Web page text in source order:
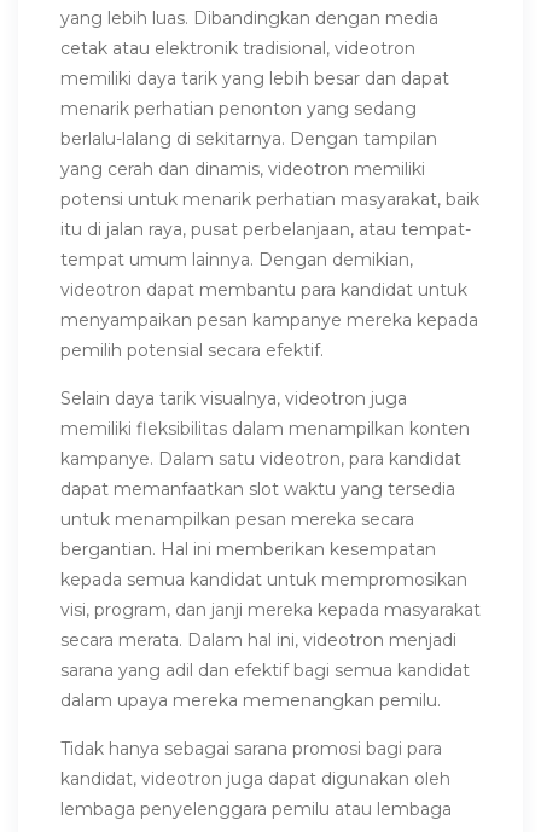
yang lebih luas. Dibandingkan dengan media
cetak atau elektronik tradisional, videotron
memiliki daya tarik yang lebih besar dan dapat
menarik perhatian penonton yang sedang
berlalu-lalang di sekitarnya. Dengan tampilan
yang cerah dan dinamis, videotron memiliki
potensi untuk menarik perhatian masyarakat, baik
itu di jalan raya, pusat perbelanjaan, atau tempat-
tempat umum lainnya. Dengan demikian,
videotron dapat membantu para kandidat untuk
menyampaikan pesan kampanye mereka kepada
pemilih potensial secara efektif.
Selain daya tarik visualnya, videotron juga
memiliki fleksibilitas dalam menampilkan konten
kampanye. Dalam satu videotron, para kandidat
dapat memanfaatkan slot waktu yang tersedia
untuk menampilkan pesan mereka secara
bergantian. Hal ini memberikan kesempatan
kepada semua kandidat untuk mempromosikan
visi, program, dan janji mereka kepada masyarakat
secara merata. Dalam hal ini, videotron menjadi
sarana yang adil dan efektif bagi semua kandidat
dalam upaya mereka memenangkan pemilu.
Tidak hanya sebagai sarana promosi bagi para
kandidat, videotron juga dapat digunakan oleh
lembaga penyelenggara pemilu atau lembaga